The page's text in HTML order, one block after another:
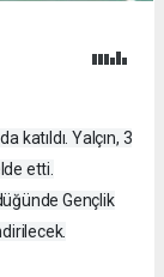
katıldı. Yalçın, 3
etti.
Gençlik